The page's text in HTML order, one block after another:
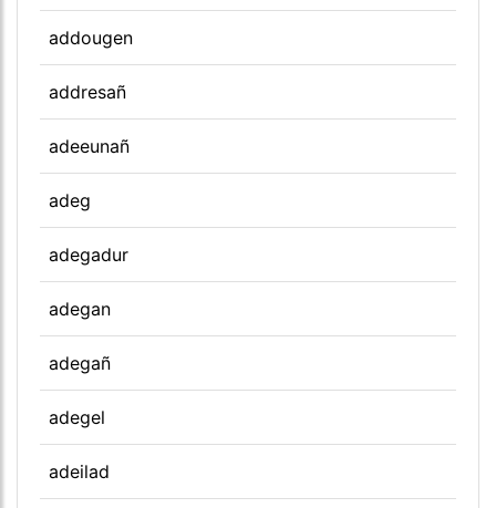
addougen
addresañ
adeeunañ
adeg
adegadur
adegan
adegañ
adegel
adeilad